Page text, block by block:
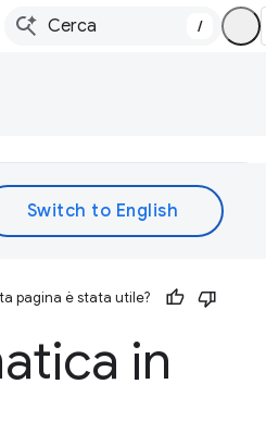
/
pagina è stata utile?
in